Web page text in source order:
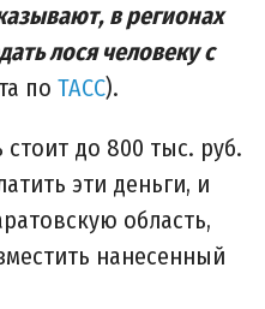
в регионах
лося человеку с
по ТАСС).
стоит до 800 тыс. руб.
эти деньги, и
область,
нанесенный